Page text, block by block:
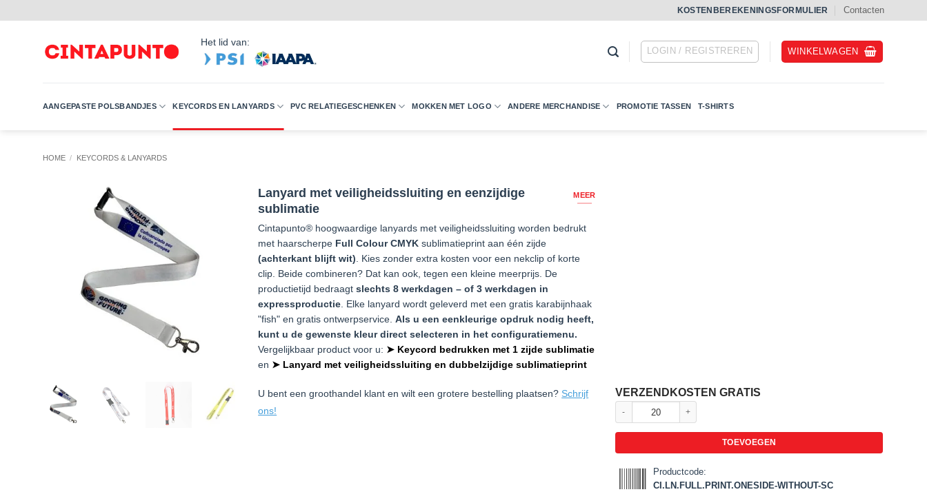
KOSTENBEREKENINGSFORMULIER Contacten
Het lid van:
LOGIN / REGISTREREN WINKELWAGEN
AANGEPASTE POLSBANDJES KEYCORDS EN LANYARDS PVC RELATIEGESCHENKEN MOKKEN MET LOGO ANDERE MERCHANDISE PROMOTIE TASSEN T-SHIRTS
HOME / KEYCORDS & LANYARDS
Lanyard met veiligheidssluiting en eenzijdige
sublimatie
MEER
Cintapunto® hoogwaardige lanyards met veiligheidssluiting worden bedrukt
met haarscherpe Full Colour CMYK sublimatieprint aan één zijde
(achterkant blijft wit) . Kies zonder extra kosten voor een nekclip of korte
clip. Beide combineren? Dat kan ook, tegen een kleine meerprijs. De
productietijd bedraagtslechts 8 werkdagen – of 3 werkdagen in
expressproductie . Elke lanyard wordt geleverd met een gratis karabijnhaak
"fish" en gratis ontwerpservice.Als u een eenkleurige opdruk nodig heeft,
kunt u de gewenste kleur direct selecteren in het configuratiemenu.
Vergelijkbaar product voor u: ➤ Keycord bedrukken met 1 zijde sublimatie
en ➤ Lanyard met veiligheidssluiting en dubbelzijdige sublimatieprint
U bent een groothandel klant en wilt een grotere bestelling plaatsen? Schrijf
ons!
VERZENDKOSTEN GRATIS
TOEVOEGEN
Productcode:
CI.LN.FULL.PRINT.ONESIDE-WITHOUT-SC